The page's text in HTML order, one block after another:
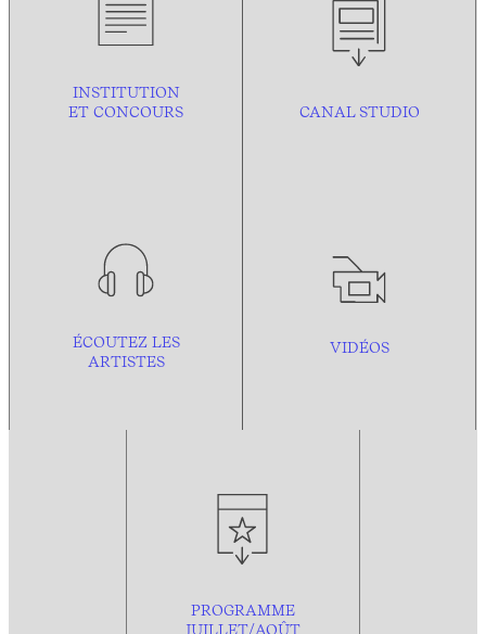
INSTITUTION
ET CONCOURS
CANAL STUDIO
ÉCOUTEZ LES
ARTISTES
VIDÉOS
PROGRAMME
JUILLET/AOÛT